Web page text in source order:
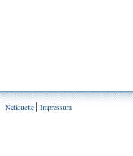
Netiquette Impressum